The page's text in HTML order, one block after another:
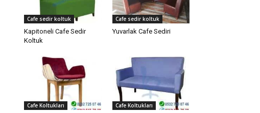
Cafe sedir koltuk
Kapitoneli Cafe Sedir
Koltuk
Cafe sedir koltuk
Yuvarlak Cafe Sediri
Cafe Koltukları Cafe Koltukları